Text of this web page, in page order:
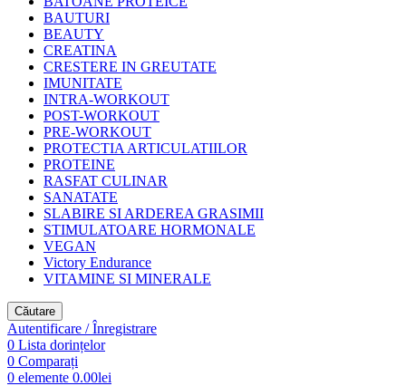
BAUTURI
BEAUTY
CREATINA
CRESTERE IN GREUTATE
IMUNITATE
INTRA-WORKOUT
POST-WORKOUT
PRE-WORKOUT
PROTECTIA ARTICULATIILOR
PROTEINE
RASFAT CULINAR
SANATATE
SLABIRE SI ARDEREA GRASIMII
STIMULATOARE HORMONALE
VEGAN
Victory Endurance
VITAMINE SI MINERALE
Căutare
Autentificare / Înregistrare
0 Lista dorințelor
0 Comparați
0 elemente 0.00lei